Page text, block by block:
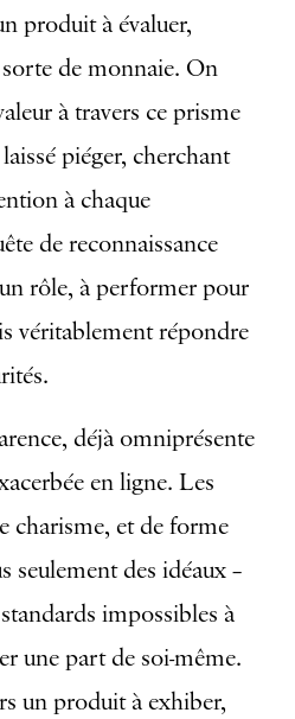
produit à évaluer,
de monnaie. On
à travers ce prisme
piéger, cherchant
à chaque
de reconnaissance
rôle, à performer pour
véritablement répondre
déjà omniprésente
en ligne. Les
charisme, et de forme
seulement des idéaux –
impossibles à
une part de soi-même.
un produit à exhiber,